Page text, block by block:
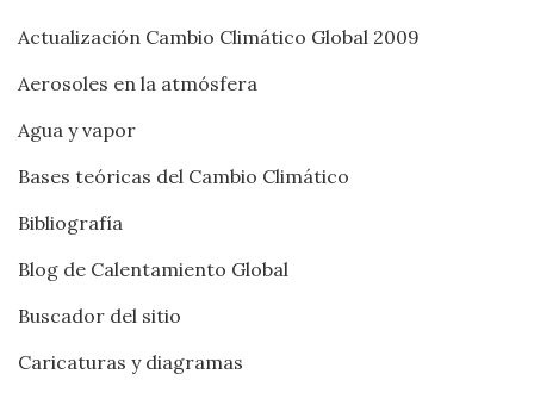
Actualización Cambio Climático Global 2009
Aerosoles en la atmósfera
Agua y vapor
Bases teóricas del Cambio Climático
Bibliografía
Blog de Calentamiento Global
Buscador del sitio
Caricaturas y diagramas